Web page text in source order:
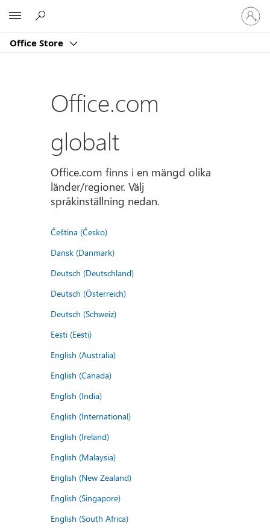
Office Store
Logga
in
på
konto
Office.com
globalt
Office.com finns i en mängd olika
länder/regioner. Välj
språkinställning nedan.
Čeština (Česko)
Dansk (Danmark)
Deutsch (Deutschland)
Deutsch (Österreich)
Deutsch (Schweiz)
Eesti (Eesti)
English (Australia)
English (Canada)
English (India)
English (International)
English (Ireland)
English (Malaysia)
English (New Zealand)
English (Singapore)
English (South Africa)